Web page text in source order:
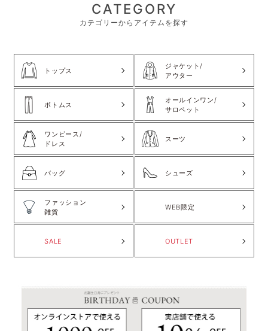
CATEGORY
カテゴリーからアイテムを探す
トップス
ジャケット/
アウター
ボトムス
オールインワン/
サロペット
ワンピース/
ドレス
スーツ
バッグ シューズ
ファッション
雑貨
WEB限定
SALE OUTLET